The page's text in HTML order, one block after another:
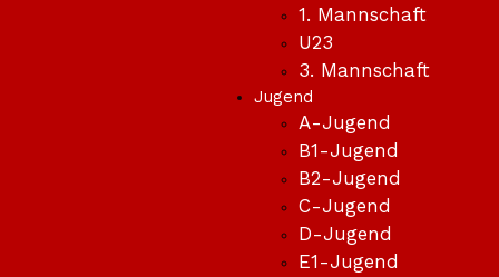
1. Mannschaft
U23
3. Mannschaft
Jugend
A-Jugend
B1-Jugend
B2-Jugend
C-Jugend
D-Jugend
E1-Jugend